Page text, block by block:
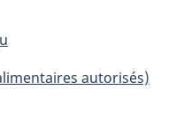
autorisés)